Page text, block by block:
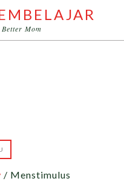
Mom
/ Menstimulus